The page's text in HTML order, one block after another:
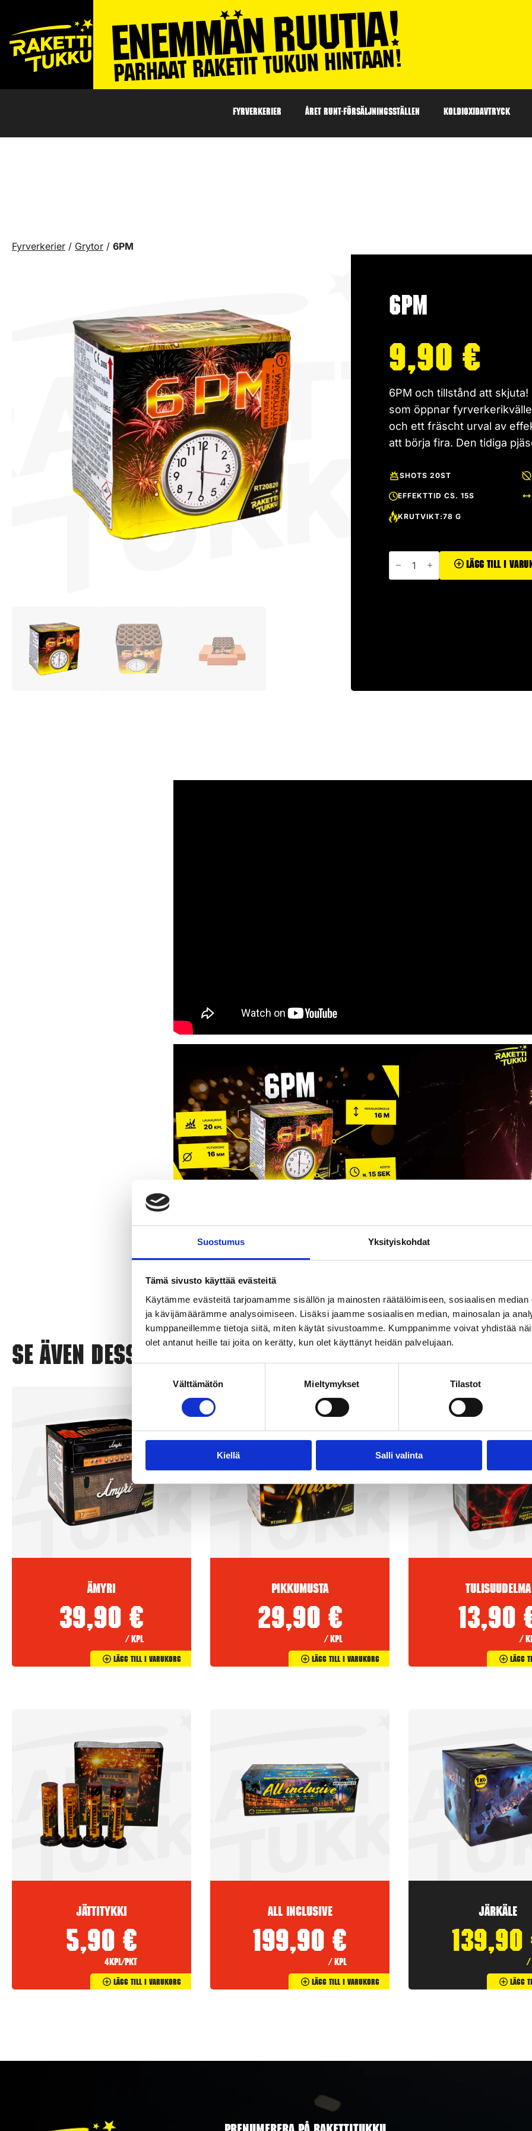
Suostumus Yksityiskohdat
Tämä sivusto käyttää evästeitä
Käytämme evästeitä tarjoamamme sisällön ja mainosten räätälöimiseen, sosiaalisen
ja kävijämäärämme analysoimiseen. Lisäksi jaamme sosiaalisen median, mainosalan ja
kumppaneillemme tietoja siitä, miten käytät sivustoamme. Kumppanimme voivat yhdistää
olet antanut heille tai joita on kerätty, kun olet käyttänyt heidän palvelujaan.
Välttämätön Mieltymykset Tilastot
Kiellä Salli valinta
FYRVERKERIER ÅRET RUNT-FÖRSÄLJNINGSSTÄLLEN KOLDIOXIDAVTRYCK
Fyrverkerier / Grytor / 6PM
6PM
9,90 €
6PM och tillstånd att
som öppnar
och ett fräscht urval av
att börja fira. Den tidiga
SHOTS 20ST
EFFEKTTID CS. 15S
KRUTVIKT:78 G
6PM
mängd
Lägg Till I
Se även dessa
Ämyri
39,90 €
/ kpl
Lägg Till I Varukorg
Pikkumusta
29,90 €
/ kpl
Lägg Till I Varukorg
Tulisuudelma
13,90
/
Lägg
Jättitykki
5,90 €
4kpl/pkt
Lägg Till I Varukorg
All inclusive
199,90 €
/ kpl
Lägg Till I Varukorg
Järkäle
139,90
/
Lägg